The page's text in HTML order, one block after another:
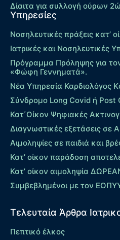
Δίαιτα για συλλογή ούρων
Υπηρεσίες
Νοσηλευτικές πράξεις κατ’
Ιατρικές και Νοσηλευτικές
Πρόγραμμα Πρόληψης για
«Φώφη Γεννηματά».
Νέα Υπηρεσία Καρδιολόγος
Σύνδρομο Long Covid ή Post
Κατ΄Οίκον Ψηφιακές
Διαγνωστικές εξετάσεις σε
Αιμοληψίες σε παιδιά και
Κατ’ οίκον παράδοση
Κατ’ οίκον αιμοληψία
Συμβεβλημένοι με τον
Τελευταία Άρθρα
Πεπτικό έλκος